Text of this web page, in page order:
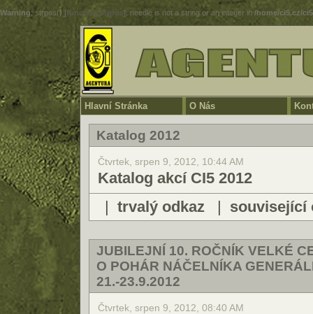
Warning: strpos() [function.strpos]: needle is not a string or an integer in/home/ci5.cz/
Hlavní Stránka O Nás
Katalog 2012
Čtvrtek, srpen 9, 2012, 10:44 AM
Katalog akcí CI5 2012
| trvalý odkaz | související
JUBILEJNÍ 10. ROČNÍK VELKÉ
O POHÁR NÁČELNÍKA
21.-23.9.2012
Čtvrtek, srpen 9, 2012, 08:40 AM